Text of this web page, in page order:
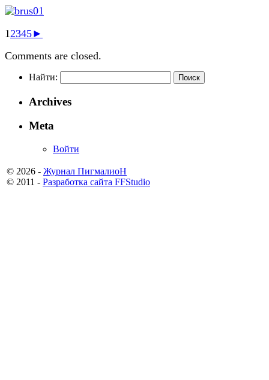
12345►
Comments are closed.
Найти:
Archives
Meta
Войти
© 2026 - Журнал ПигмалиоН
© 2011 - Разработка сайта FFStudio